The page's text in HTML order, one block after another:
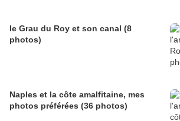
le Grau du Roy et son canal (8
photos)
Naples et la côte amalfitaine, mes
photos préférées (36 photos)